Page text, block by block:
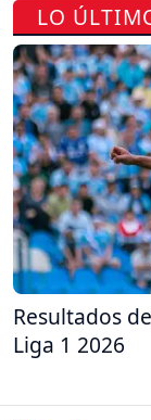
LO
Resultados
Liga 1 2026